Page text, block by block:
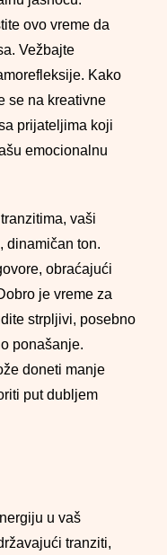
ovo vreme da
Vežbajte
Kako
se na kreativne
prijateljima koji
emocionalnu
vaši
dinamičan ton.
obraćajući
je vreme za
strpljivi, posebno
ponašanje.
doneti manje
put dubljem
u vaš
tranziti,